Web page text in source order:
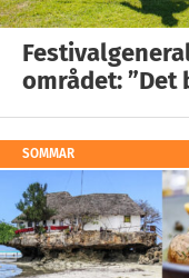
området: ”Det
SOMMAR